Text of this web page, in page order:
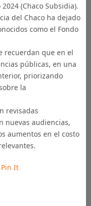
(Chaco Subsidia).
del Chaco ha dejado
como el Fondo
recuerdan que en el
públicas, en una
priorizando
la
revisadas
nuevas audiencias,
aumentos en el costo
Pin It